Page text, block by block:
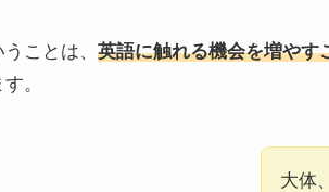
ことは、 英語に触れる機会を増やす
。
大体